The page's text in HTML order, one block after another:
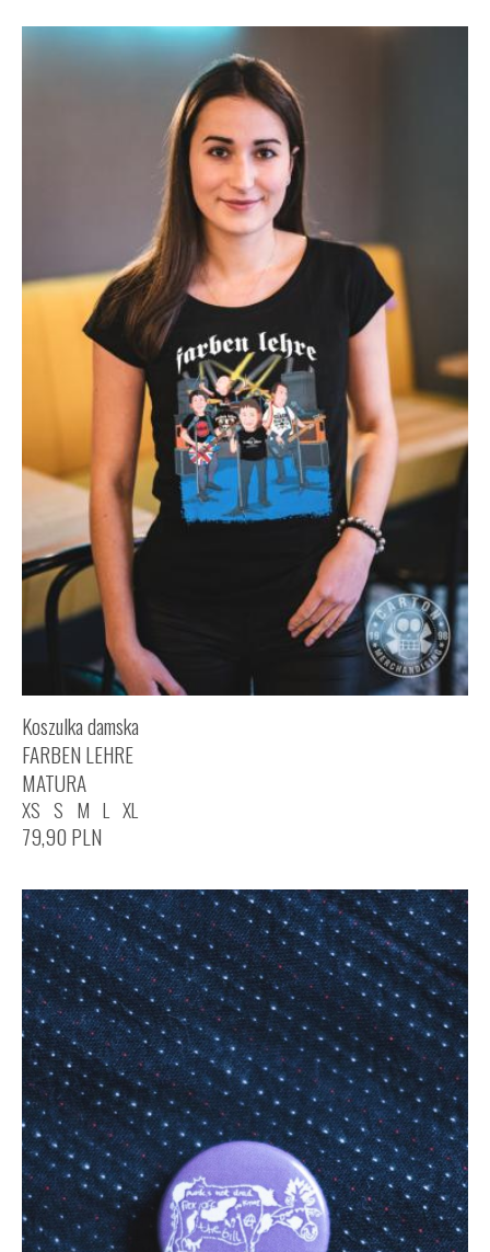
Koszulka damska
FARBEN LEHRE
MATURA
XS S M L XL
79,90 PLN